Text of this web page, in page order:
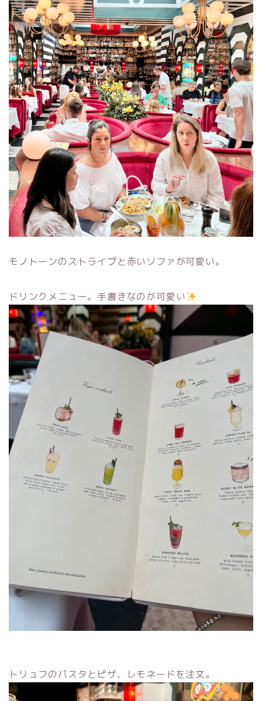
モノトーンのストライプと赤いソファが可愛い。
ドリンクメニュー。手書きなのが可愛い
トリュフのパスタとピザ、レモネードを注文。